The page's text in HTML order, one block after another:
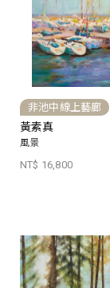
非池中線上藝廊
黃素真
風景
NT$ 16,800